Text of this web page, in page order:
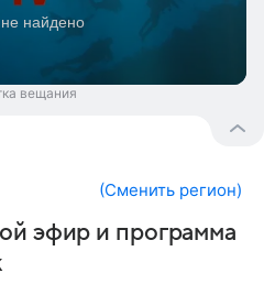
вещания
(Сменить регион)
эфир и программа